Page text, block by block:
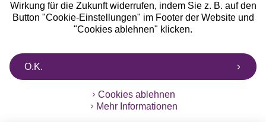
Wirkung für die Zukunft widerrufen, indem Sie z. B. auf den
Button "Cookie-Einstellungen" im Footer der Website und
"Cookies ablehnen" klicken.
O.K.
Cookies ablehnen
Mehr Informationen